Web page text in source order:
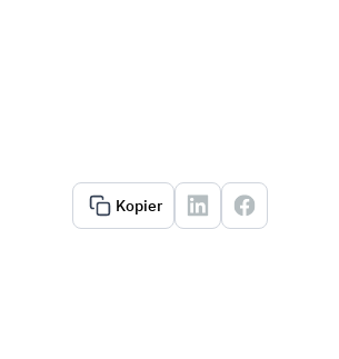
Kopier